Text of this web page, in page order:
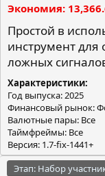
т
о
н
Экономия
Простой в
инструмент для
ложных
Характеристики
Год выпуска: 2025
Финансовый рынок:
Валютные пары: Все
Таймфреймы: Все
Версия: 1.7-fix-1441+
Этап: Набор